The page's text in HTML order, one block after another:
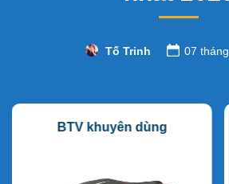
Tố Trinh 07
BTV khuyên dùng